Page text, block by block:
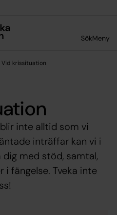
SökMeny
Vid krissituation
inte alltid som vi
inträffar kan vi i
dig med stöd, samtal,
i fängelse. Tveka inte